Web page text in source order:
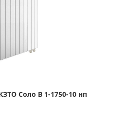
Соло В 1-1750-10 нп